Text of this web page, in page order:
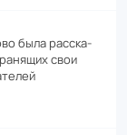
была расска­
свои